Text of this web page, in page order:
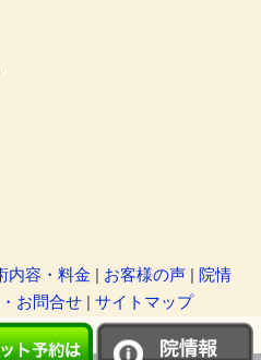
内容・料金 | お客様の声| 院情
お問合せ | サイトマップ